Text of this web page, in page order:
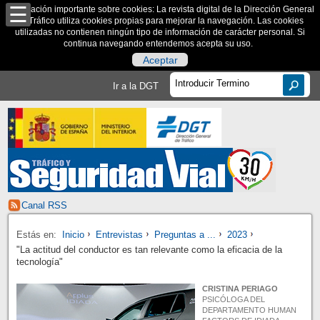
Información importante sobre cookies: La revista digital de la Dirección General
de Tráfico utiliza cookies propias para mejorar la navegación. Las cookies
utilizadas no contienen ningún tipo de información de carácter personal. Si
continua navegando entendemos acepta su uso.
Aceptar
Ir a la DGT
Canal RSS
Estás en: Inicio Entrevistas Preguntas a ...
2023
"La actitud del conductor es tan relevante como la eficacia de la
tecnología"
CRISTINA PERIAGO
PSICÓLOGA DEL
DEPARTAMENTO HUMAN